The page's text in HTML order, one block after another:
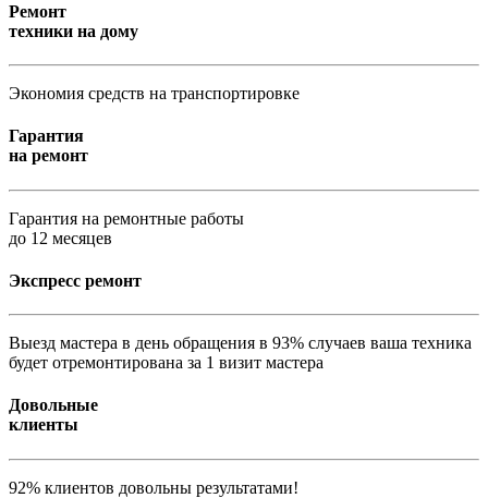
Ремонт
техники на дому
Экономия средств на транспортировке
Гарантия
на ремонт
Гарантия на ремонтные работы
до 12 месяцев
Экспресс ремонт
Выезд мастера в день обращения в 93% случаев ваша техника
будет отремонтирована за 1 визит мастера
Довольные
клиенты
92% клиентов довольны результатами!